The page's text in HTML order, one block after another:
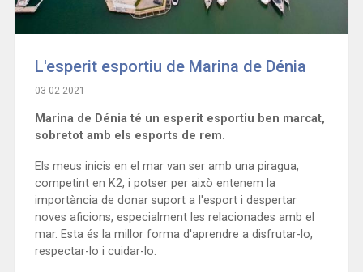
L'esperit esportiu de Marina de Dénia
03-02-2021
Marina de Dénia té un esperit esportiu ben marcat,
sobretot amb els esports de rem.
Els meus inicis en el mar van ser amb una piragua,
competint en K2, i potser per això entenem la
importància de donar suport a l'esport i despertar
noves aficions, especialment les relacionades amb el
mar. Esta és la millor forma d'aprendre a disfrutar-lo,
respectar-lo i cuidar-lo.